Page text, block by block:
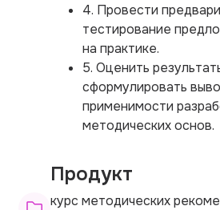
4. Провести
тестирование
на практике.
5. Оценить
сформулировать
применимости
методических основ.
Продукт
курс методических